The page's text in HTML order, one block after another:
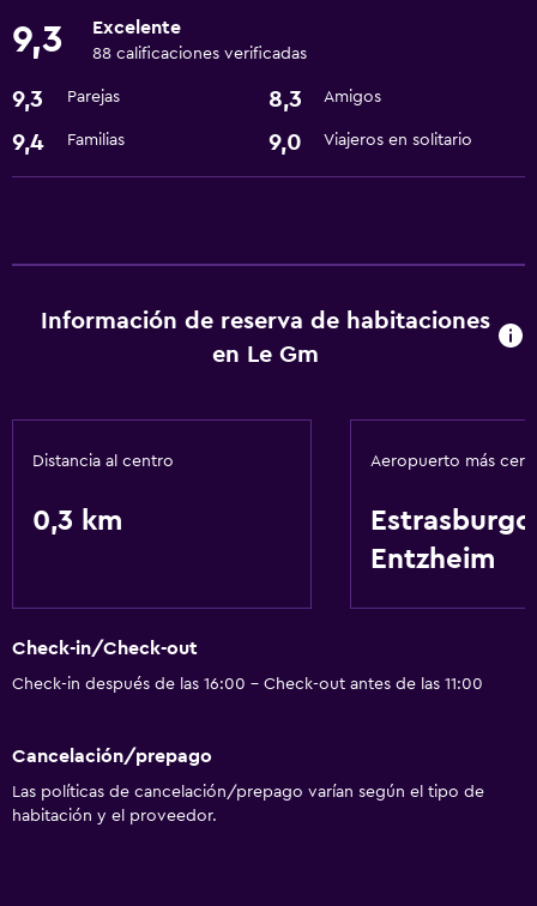
9,3 Excelente
88 calificaciones verificadas
9,3 Parejas 8,3 Amigos
9,4 Familias 9,0 Viajeros en solitario
Información de reserva de habitaciones
en Le Gm
Distancia al centro
0,3 km
Aeropuerto más
Estrasburgo
Entzheim
Check-in/Check-out
Check-in después de las 16:00 - Check-out antes de las 11:00
Cancelación/prepago
Las políticas de cancelación/prepago varían según el tipo de
habitación y el proveedor.